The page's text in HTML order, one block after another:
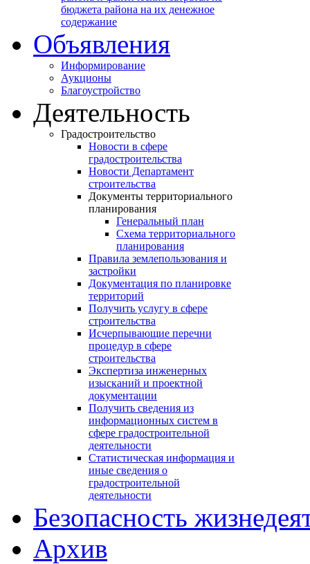
бюджета района на их денежное
содержание
Объявления
Информирование
Аукционы
Благоустройство
Деятельность
Градостроительство
Новости в сфере
градостроительства
Новости Департамент
строительства
Документы территориального
планирования
Генеральный план
Схема территориального
планирования
Правила землепользования и
застройки
Документация по планировке
территорий
Получить услугу в сфере
строительства
Исчерпывающие перечни
процедур в сфере
строительства
Экспертиза инженерных
изысканий и проектной
документации
Получить сведения из
информационных систем в
сфере градостроительной
деятельности
Статистическая информация и
иные сведения о
градостроительной
деятельности
Безопасность
Архив